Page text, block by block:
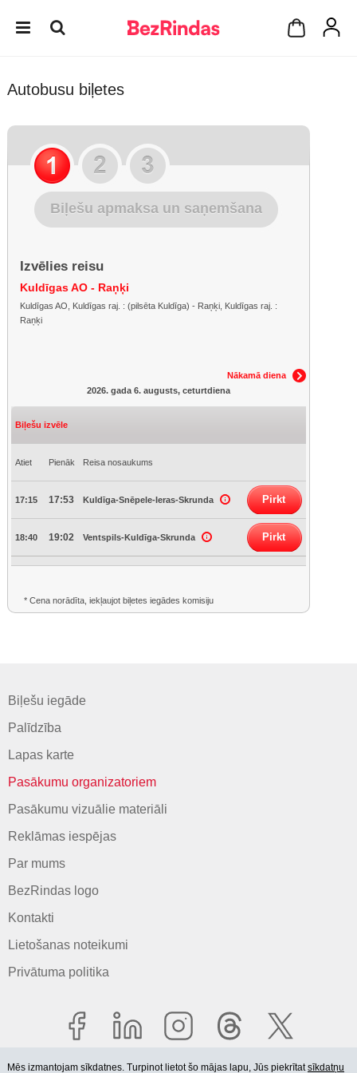
Autobusu biļetes
Biļešu apmaksa un saņemšana
Izvēlies reisu
Kuldīgas AO - Raņķi
Kuldīgas AO, Kuldīgas raj. : (pilsēta Kuldīga) - Raņķi, Kuldīgas raj. :
Raņķi
Nākamā diena
2026. gada 6. augusts, ceturtdiena
Biļešu izvēle
Atiet Pienāk Reisa nosaukums
17:15 17:53 Kuldīga-Snēpele-Ieras-Skrunda Pirkt
18:40 19:02 Ventspils-Kuldīga-Skrunda Pirkt
* Cena norādīta, iekļaujot biļetes iegādes komisiju
Biļešu iegāde
Palīdzība
Lapas karte
Pasākumu organizatoriem
Pasākumu vizuālie materiāli
Reklāmas iespējas
Par mums
BezRindas logo
Kontakti
Lietošanas noteikumi
Privātuma politika
Mēs izmantojam sīkdatnes. Turpinot lietot šo mājas lapu, Jūs piekrītatsīkdatņu